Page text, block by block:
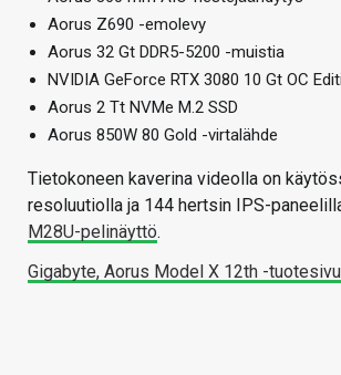
Aorus Z690 -emolevy
Aorus 32 Gt DDR5-5200 -muistia
NVIDIA GeForce RTX 3080 10 Gt OC
Aorus 2 Tt NVMe M.2 SSD
Aorus 850W 80 Gold -virtalähde
Tietokoneen kaverina videolla on
resoluutiolla ja 144 hertsin IPS-
M28U-pelinäyttö.
Gigabyte, Aorus Model X 12th -tuotesivu